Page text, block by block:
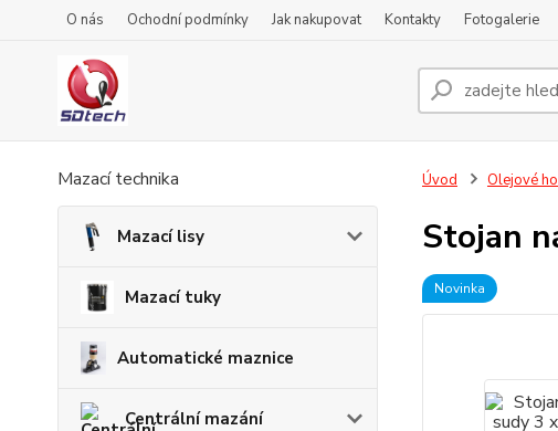
O nás Ochodní podmínky Jak nakupovat Kontakty Fotogalerie
Mazací technika
Mazací lisy
Mazací tuky
Automatické maznice
Centrální mazání
Úvod Olejové
Stojan
Novinka